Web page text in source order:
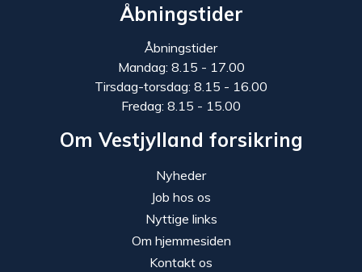
Åbningstider
Åbningstider
Mandag: 8.15 - 17.00
Tirsdag-torsdag: 8.15 - 16.00
Fredag: 8.15 - 15.00
Om Vestjylland forsikring
Nyheder
Job hos os
Nyttige links
Om hjemmesiden
Kontakt os